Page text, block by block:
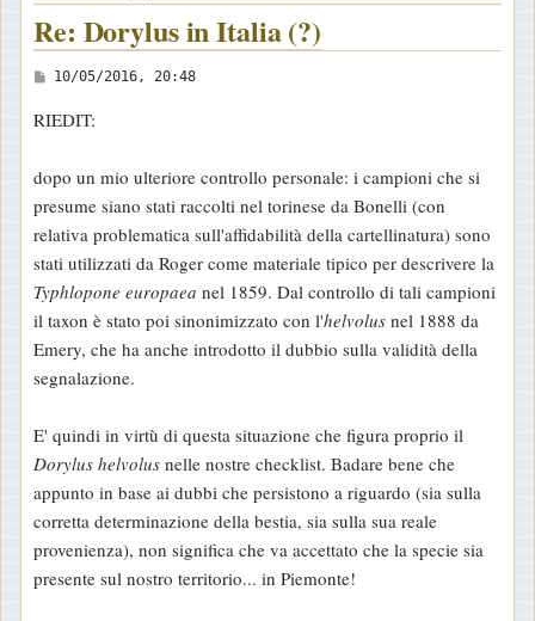
Re: Dorylus in Italia (?)
M
s
a
g
g
i
o
10/05/2016, 20:48
RIEDIT:
dopo un mio ulteriore controllo personale: i campioni che si
presume siano stati raccolti nel torinese da Bonelli (con
relativa problematica sull'affidabilità della cartellinatura) sono
stati utilizzati da Roger come materiale tipico per descrivere la
Typhlopone europaea nel 1859. Dal controllo di tali campioni
il taxon è stato poi sinonimizzato con l'helvolus nel 1888 da
Emery, che ha anche introdotto il dubbio sulla validità della
segnalazione.
E' quindi in virtù di questa situazione che figura proprio il
Dorylus helvolus nelle nostre checklist. Badare bene che
appunto in base ai dubbi che persistono a riguardo (sia sulla
corretta determinazione della bestia, sia sulla sua reale
provenienza), non significa che va accettato che la specie sia
presente sul nostro territorio... in Piemonte!